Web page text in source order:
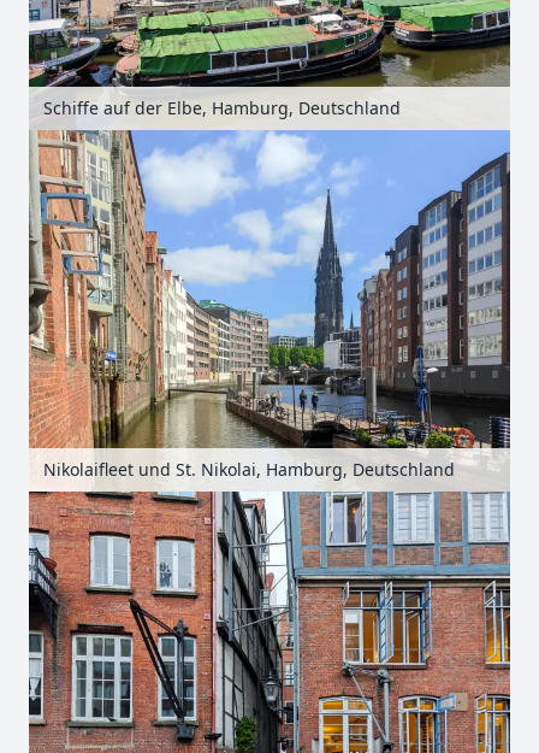
Schiffe auf der Elbe, Hamburg, Deutschland
Nikolaifleet und St. Nikolai, Hamburg, Deutschland